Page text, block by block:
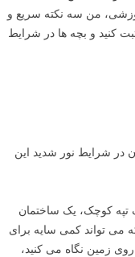
من سه نکته سریع و
کنید و بچه ها در شرایط
در شرایط نور شدید این
تپه کوچک، یک ساختمان
می تواند کمی سایه برای
زمین نگاه می کنید،